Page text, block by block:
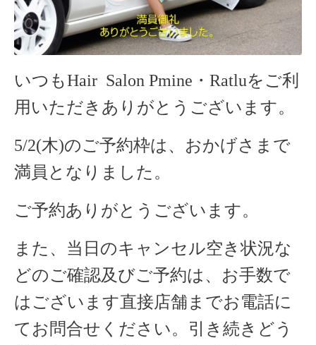
いつもHair Salon Pmine・Ratluをご利
用いただきありがとうございます。
5/2(木)のご予約枠は、おかげさまで
満員となりました。
ご予約ありがとうございます。
また、当日のキャンセル空き状況な
どのご確認及びご予約は、お手数で
はございます直接店舗までお電話に
てお問合せください。引き続きどう